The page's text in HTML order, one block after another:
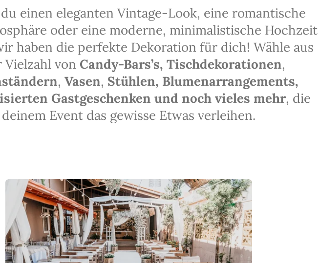
du einen eleganten Vintage-Look, eine romantische
oder eine moderne, minimalistische Hochzeit
haben die perfekte Dekoration für dich! Wähle aus
Vielzahl von Candy-Bars’s, Tischdekorationen,
, Vasen, Stühlen, Blumenarrangements,
Gastgeschenken und noch vieles mehr, die
deinem Event das gewisse Etwas verleihen.